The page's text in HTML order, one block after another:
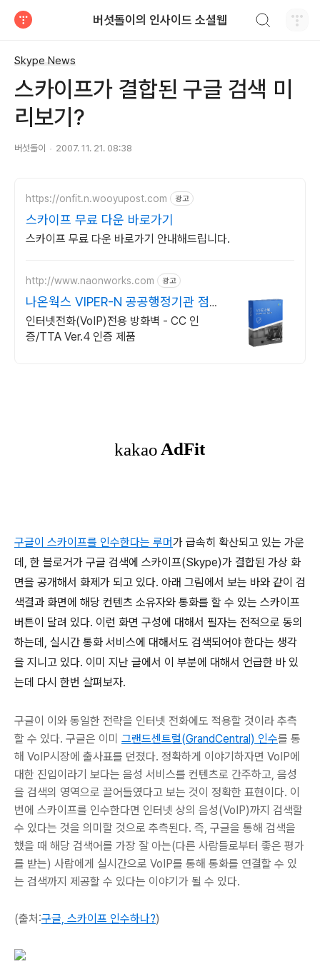
버섯돌이의 인사이드 소셜웹
Skype News
스카이프가 결합된 구글 검색 미
리보기?
버섯돌이 2007. 11. 21. 08:38
https://onfit.n.wooyupost.com 광고
스카이프 무료 다운 바로가기
스카이프 무료 다운 바로가기 안내해드립니다.
http://www.naonworks.com 광고
나온웍스 VIPER-N 공공행정기관 점유
율 No.1
인터넷전화(VoIP)전용 방화벽 - CC 인
증/TTA Ver.4 인증 제품
구글이 스카이프를 인수한다는 루머가 급속히 확산되고 있는 가운
데, 한 블로거가 구글 검색에 스카이프(Skype)가 결합된 가상 화
면을 공개해서 화제가 되고 있다. 아래 그림에서 보는 바와 같이 검
색결과 화면에 해당 컨텐츠 소유자와 통화를 할 수 있는 스카이프
버튼이 달려 있다. 이런 화면 구성에 대해서 필자는 전적으로 동의
하는데, 실시간 통화 서비스에 대해서도 검색되어야 한다는 생각
을 지니고 있다. 이미 지난 글에서 이 부분에 대해서 언급한 바 있
는데 다시 한번 살펴보자.
구글이 이와 동일한 전략을 인터넷 전화에도 적용할 것이라 추측
할 수 있다. 구글은 이미 그랜드센트럴(GrandCentral) 인수를 통
해 VoIP시장에 출사표를 던졌다. 정확하게 이야기하자면 VoIP에
대한 진입이라기 보다는 음성 서비스를 컨텐츠로 간주하고, 음성
을 검색의 영역으로 끌어들였다고 보는 것이 정확한 표현이다. 이
번에 스카이프를 인수한다면 인터넷 상의 음성(VoIP)까지 검색할
수 있다는 것을 의미할 것으로 추측된다. 즉, 구글을 통해 검색을
했을 때 해당 검색어를 가장 잘 아는(다른 사람들로부터 좋은 평가
를 받는) 사람에게 실시간으로 VoIP를 통해 통화를 연결할 수 있
는 검색까지 제공할 수 있다는 이야기가 될 수 있다.
(출처:구글, 스카이프 인수하나?)